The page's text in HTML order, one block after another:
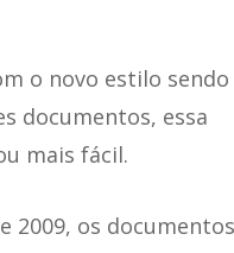
o novo estilo sendo
documentos, essa
mais fácil.
2009, os